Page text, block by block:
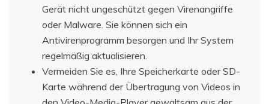
Gerät nicht ungeschützt gegen Virenangriffe
oder Malware. Sie können sich ein
Antivirenprogramm besorgen und Ihr System
regelmäßig aktualisieren.
Vermeiden Sie es, Ihre Speicherkarte oder SD-
Karte während der Übertragung von Videos in